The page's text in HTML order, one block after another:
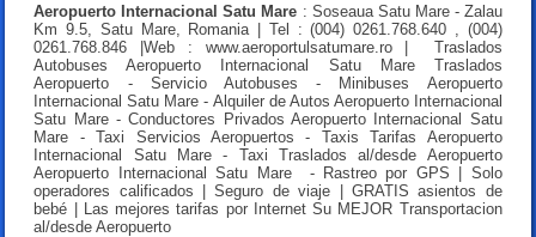
Aeropuerto Internacional Satu Mare : Soseaua Satu Mare - Zalau
Km 9.5, Satu Mare, Romania | Tel : (004) 0261.768.640 , (004)
0261.768.846 |Web : www.aeroportulsatumare.ro | Traslados
Autobuses Aeropuerto Internacional Satu Mare Traslados
Aeropuerto - Servicio Autobuses - Minibuses Aeropuerto
Internacional Satu Mare - Alquiler de Autos Aeropuerto Internacional
Satu Mare - Conductores Privados Aeropuerto Internacional Satu
Mare - Taxi Servicios Aeropuertos - Taxis Tarifas Aeropuerto
Internacional Satu Mare - Taxi Traslados al/desde Aeropuerto
Aeropuerto Internacional Satu Mare - Rastreo por GPS | Solo
operadores calificados | Seguro de viaje | GRATIS asientos de
bebé | Las mejores tarifas por Internet Su MEJOR Transportacion
al/desde Aeropuerto